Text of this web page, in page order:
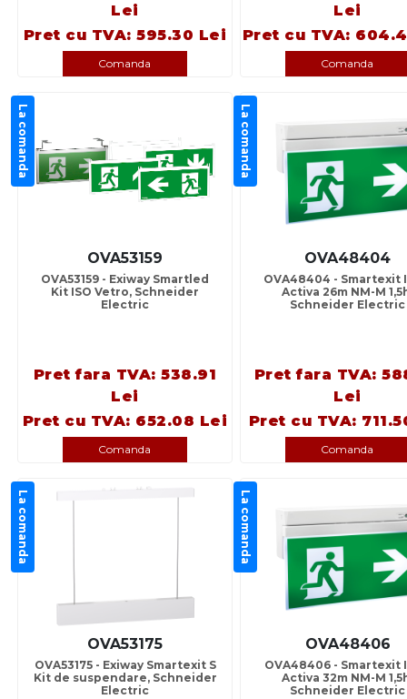
Lei
Pret cu TVA: 595.30 Lei
Comanda
Lei
Pret cu TVA:
Comanda
La comanda
OVA53159
OVA53159 - Exiway Smartled
Kit ISO Vetro, Schneider
Electric
Pret fara TVA: 538.91
Lei
Pret cu TVA: 652.08 Lei
Comanda
La comanda
OVA48404
OVA48404 - Smartexit
Activa 26m NM-M
Schneider Electric
Pret fara TVA:
Lei
Pret cu TVA:
Comanda
La comanda
OVA53175
OVA53175 - Exiway Smartexit S
Kit de suspendare, Schneider
Electric
La comanda
OVA48406
OVA48406 - Smartexit
Activa 32m NM-M
Schneider Electric